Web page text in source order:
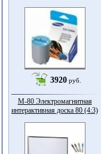
3920 руб.
M-80 Электромагнитная
интерактивная доска 80 (4:3)